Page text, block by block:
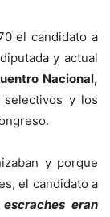
el candidato a
y actual
Nacional,
selectivos y los
y porque
el candidato a
eran